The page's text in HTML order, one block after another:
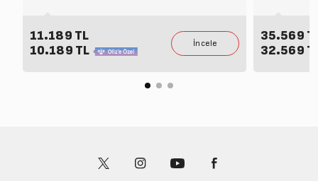
11.189 TL
10.189 TL
35.569
32.569